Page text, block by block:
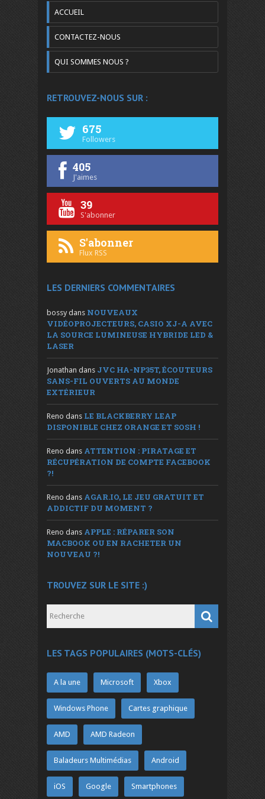
ACCUEIL
CONTACTEZ-NOUS
QUI SOMMES NOUS ?
RETROUVEZ-NOUS SUR :
675
Followers
405
J'aimes
39
S'abonner
S'abonner
Flux RSS
LES DERNIERS COMMENTAIRES
bossy dans NOUVEAUX
VIDÉOPROJECTEURS, CASIO XJ-A AVEC
LA SOURCE LUMINEUSE HYBRIDE LED &
LASER
Jonathan dans JVC HA-NP35T, ÉCOUTEURS
SANS-FIL OUVERTS AU MONDE
EXTÉRIEUR
Reno dans LE BLACKBERRY LEAP
DISPONIBLE CHEZ ORANGE ET SOSH !
Reno dans ATTENTION : PIRATAGE ET
RÉCUPÉRATION DE COMPTE FACEBOOK
?!
Reno dans AGAR.IO, LE JEU GRATUIT ET
ADDICTIF DU MOMENT ?
Reno dans APPLE : RÉPARER SON
MACBOOK OU EN RACHETER UN
NOUVEAU ?!
TROUVEZ SUR LE SITE :)
LES TAGS POPULAIRES (MOTS-CLÉS)
A la une Microsoft Xbox
Windows Phone Cartes graphique
AMD AMD Radeon
Baladeurs Multimédias Android
iOS Google Smartphones